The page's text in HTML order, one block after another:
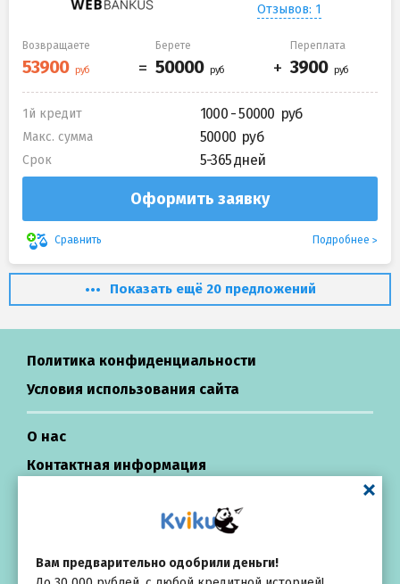
Отзывов: 1
Возвращаете Берете Переплата
1й кредит 1000 - 50000
Макс. сумма 50000
Срок 5-365 дней
Оформить заявку
Сравнить Подробнее
Вам предварительно одобрили деньги!
Показать ещё 20 предложений
Политика конфиденциальности
Условия использования сайта
О нас
Контактная информация
Займы в России